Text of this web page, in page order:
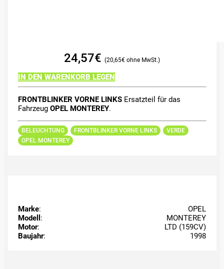
24,57€ 20,65€
IN DEN WARENKORB LEGEN
FRONTBLINKER VORNE LINKSErsatzteil für das
Fahrzeug OPEL MONTEREY.
BELEUCHTUNG FRONTBLINKER VORNE LINKS
VERDE
OPEL MONTEREY
Marke:
OPEL
Modell :
MONTEREY
Motor:
LTD (159CV)
Baujahr: 1998